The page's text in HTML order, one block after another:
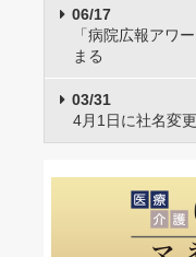
06/17
「病院広報アワ
まる
03/31
4月1日に社名変更